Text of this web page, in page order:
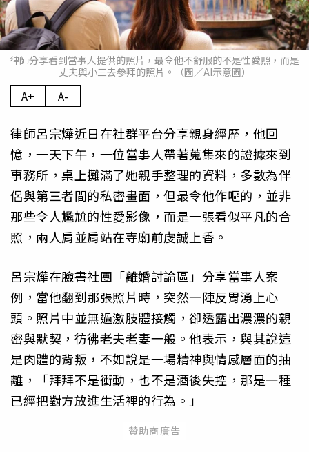
律師分享看到當事人提供的照片，最令他不舒服的不是性愛照，而是
丈夫與小三去參拜的照片。（圖／AI示意圖）
A+ A-
律師呂宗燁近日在社群平台分享親身經歷，他回
憶，一天下午，一位當事人帶著蒐集來的證據來到
事務所，桌上攤滿了她親手整理的資料，多數為伴
侶與第三者間的私密畫面，但最令他作嘔的，並非
那些令人尷尬的性愛影像，而是一張看似平凡的合
照，兩人肩並肩站在寺廟前虔誠上香。
呂宗燁在臉書社團「離婚討論區」分享當事人案
例，當他翻到那張照片時，突然一陣反胃湧上心
頭。照片中並無過激肢體接觸，卻透露出濃濃的親
密與默契，彷彿老夫老妻一般。他表示，與其說這
是肉體的背叛，不如說是一場精神與情感層面的抽
離，「拜拜不是衝動，也不是酒後失控，那是一種
已經把對方放進生活裡的行為。」